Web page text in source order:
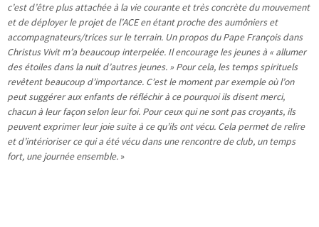
c’est d’être plus attachée à la vie courante et très concrète du mouvement
et de déployer le projet de l’ACE en étant proche des aumôniers et
accompagnateurs/trices sur le terrain. Un propos du Pape François dans
Christus Vivit m’a beaucoup interpelée. Il encourage les jeunes à « allumer
des étoiles dans la nuit d’autres jeunes. » Pour cela, les temps spirituels
revêtent beaucoup d’importance. C’est le moment par exemple où l’on
peut suggérer aux enfants de réfléchir à ce pourquoi ils disent merci,
chacun à leur façon selon leur foi. Pour ceux qui ne sont pas croyants, ils
peuvent exprimer leur joie suite à ce qu’ils ont vécu. Cela permet de relire
et d’intérioriser ce qui a été vécu dans une rencontre de club, un temps
fort, une journée ensemble. »